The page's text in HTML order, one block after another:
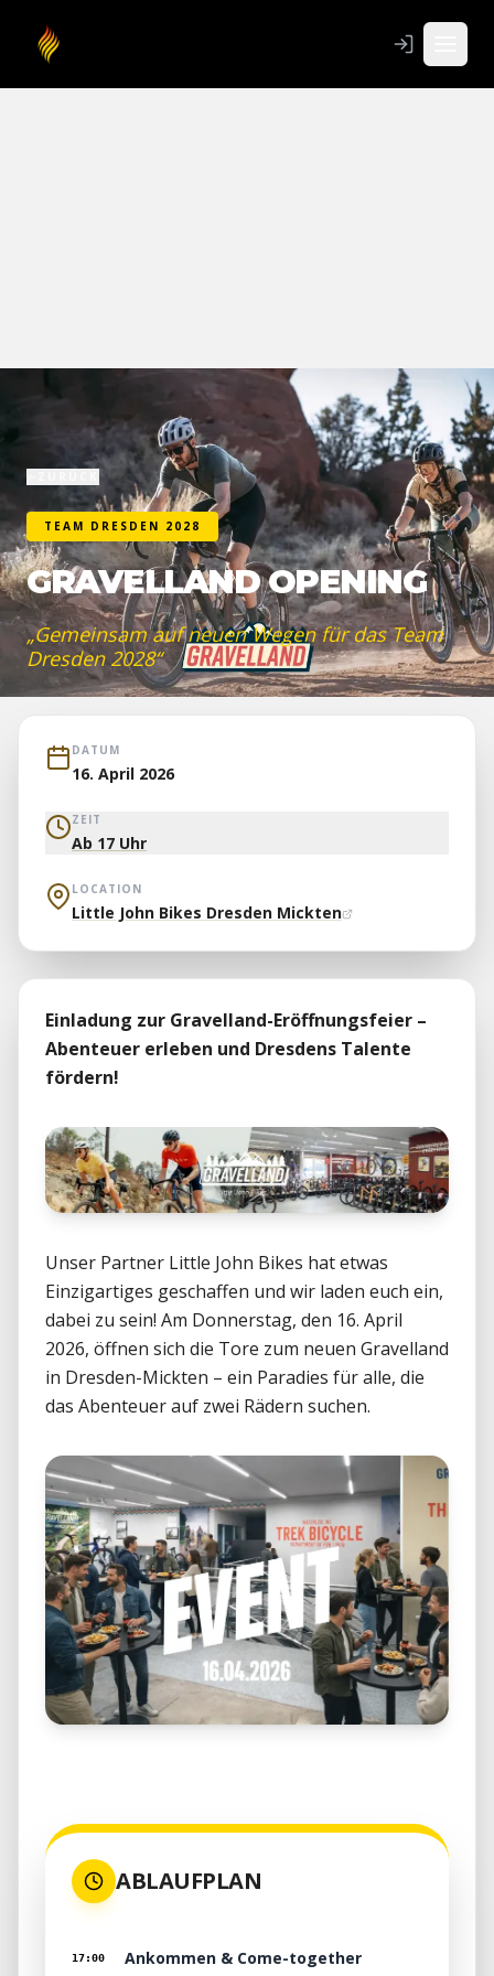
TEAM DRESDEN 2028
GRAVELLAND OPENING
„Gemeinsam auf neuen Wegen für das Team
Dresden 2028“
DATUM
16. April 2026
ZEIT
Ab 17 Uhr
LOCATION
Little John Bikes Dresden Mickten
Einladung zur Gravelland-Eröffnungsfeier –
Abenteuer erleben und Dresdens Talente
fördern!
Unser Partner Little John Bikes hat etwas
Einzigartiges geschaffen und wir laden euch ein,
dabei zu sein! Am Donnerstag, den 16. April
2026, öffnen sich die Tore zum neuen Gravelland
in Dresden-Mickten – ein Paradies für alle, die
das Abenteuer auf zwei Rädern suchen.
ABLAUFPLAN
17:00 Ankommen & Come-together